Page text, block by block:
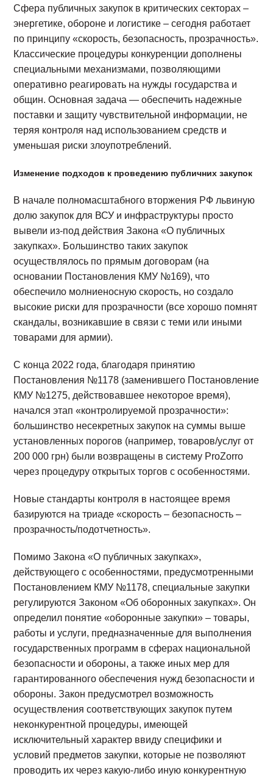
Сфера публичных закупок в критических секторах –
энергетике, обороне и логистике – сегодня работает
по принципу «скорость, безопасность, прозрачность».
Классические процедуры конкуренции дополнены
специальными механизмами, позволяющими
оперативно реагировать на нужды государства и
общин. Основная задача — обеспечить надежные
поставки и защиту чувствительной информации, не
теряя контроля над использованием средств и
уменьшая риски злоупотреблений.
Изменение подходов к проведению публичних закупок
В начале полномасштабного вторжения РФ львиную
долю закупок для ВСУ и инфраструктуры просто
вывели из-под действия Закона «О публичных
закупках». Большинство таких закупок
осуществлялось по прямым договорам (на
основании Постановления КМУ №169), что
обеспечило молниеносную скорость, но создало
высокие риски для прозрачности (все хорошо помнят
скандалы, возникавшие в связи с теми или иными
товарами для армии).
С конца 2022 года, благодаря принятию
Постановления №1178 (заменившего Постановление
КМУ №1275, действовавшее некоторое время),
начался этап «контролируемой прозрачности»:
большинство несекретных закупок на суммы выше
установленных порогов (например, товаров/услуг от
200 000 грн) были возвращены в систему ProZorro
через процедуру открытых торгов с особенностями.
Новые стандарты контроля в настоящее время
базируются на триаде «скорость – безопасность –
прозрачность/подотчетность».
Помимо Закона «О публичных закупках»,
действующего с особенностями, предусмотренными
Постановлением КМУ №1178, специальные закупки
регулируются Законом «Об оборонных закупках». Он
определил понятие «оборонные закупки» – товары,
работы и услуги, предназначенные для выполнения
государственных программ в сферах национальной
безопасности и обороны, а также иных мер для
гарантированного обеспечения нужд безопасности и
обороны. Закон предусмотрел возможность
осуществления соответствующих закупок путем
неконкурентной процедуры, имеющей
исключительный характер ввиду специфики и
условий предметов закупки, которые не позволяют
проводить их через какую-либо иную конкурентную